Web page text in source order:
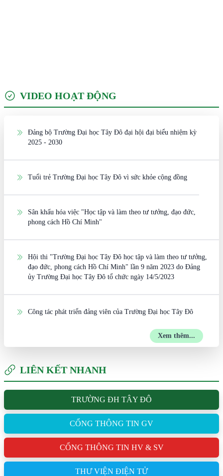
VIDEO HOẠT ĐỘNG
Đảng bộ Trường Đại học Tây Đô đại hội đại biểu nhiệm kỳ
2025 - 2030
Tuổi trẻ Trường Đại học Tây Đô vì sức khỏe cộng đồng
Sân khấu hóa việc "Học tập và làm theo tư tưởng, đạo đức,
phong cách Hồ Chí Minh"
Hội thi "Trường Đại học Tây Đô học tập và làm theo tư tưởng,
đạo đức, phong cách Hồ Chí Minh" lần 9 năm 2023 do Đảng
ủy Trường Đại học Tây Đô tổ chức ngày 14/5/2023
Công tác phát triển đảng viên của Trường Đại học Tây Đô
Xem thêm...
LIÊN KẾT NHANH
TRƯỜNG ĐH TÂY ĐÔ
CỔNG THÔNG TIN GV
CỔNG THÔNG TIN HV & SV
THƯ VIỆN ĐIỆN TỬ